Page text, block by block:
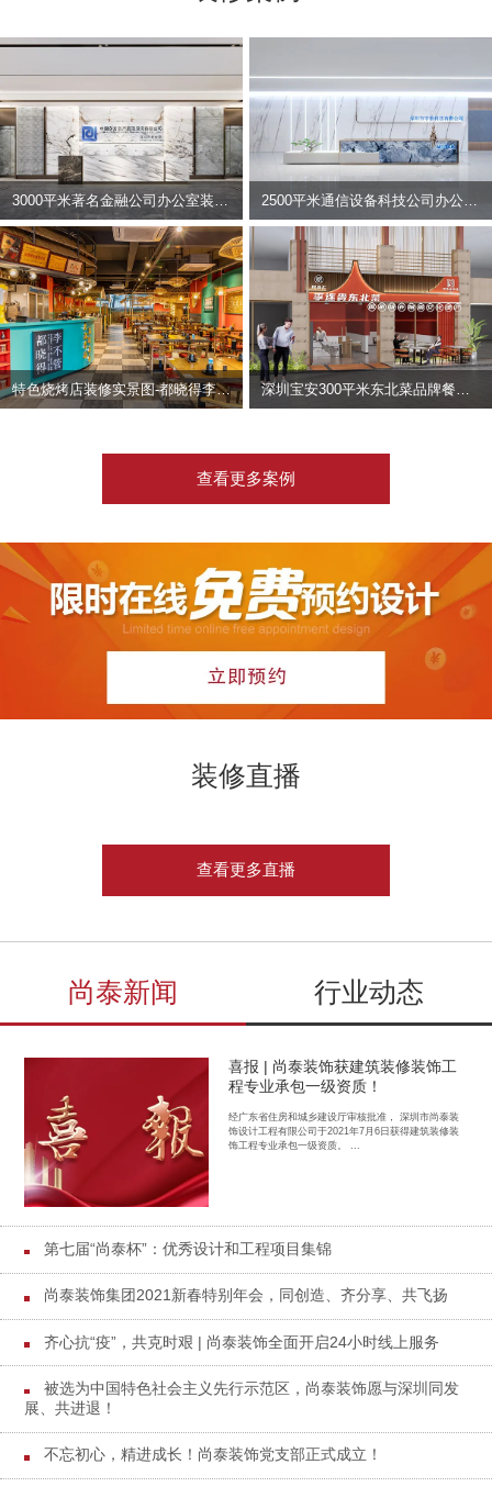
2500平米通信设备科技公司办公室设计 | 宇泰科技
特色烧烤店装修实景图-都晓得李不管
查看更多案例
装修直播
查看更多直播
尚泰新闻 行业动态
喜报 | 尚泰装饰获建筑装修装饰工
程专业承包一级资质！
经广东省住房和城乡建设厅审核批准， 深圳市尚泰装
饰设计工程有限公司于2021年7月6日获得建筑装修装
饰工程专业承包一级资质。 ...
第七届“尚泰杯”：优秀设计和工程项目集锦
尚泰装饰集团2021新春特别年会，同创造、齐分享、共飞扬
齐心抗“疫”，共克时艰 | 尚泰装饰全面开启24小时线上服务
被选为中国特色社会主义先行示范区，尚泰装饰愿与深圳同发
展、共进退！
不忘初心，精进成长！尚泰装饰党支部正式成立！